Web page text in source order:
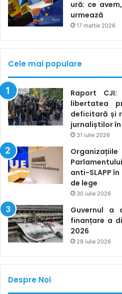
ură: ce
urmează
17 martie 2026
Cele mai populare
Raport
libertatea
deficitară și
jurnaliștilor în
31 iulie 2026
anti-SLAPP
de lege
30 iulie 2026
Guvernul a
finanțare a
2026
29 iulie 2026
Despre Noi